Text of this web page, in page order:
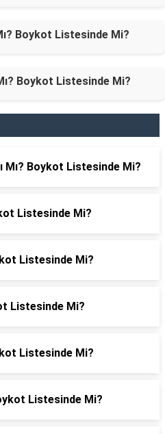
Boykot Listesinde Mi?
Boykot Listesinde Mi?
Mı? Boykot Listesinde Mi?
Listesinde Mi?
Listesinde Mi?
Listesinde Mi?
Listesinde Mi?
Listesinde Mi?